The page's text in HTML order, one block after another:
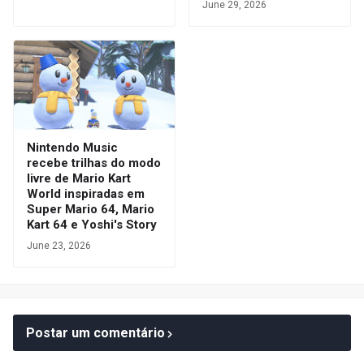
June 29, 2026
Nintendo Music
recebe trilhas do modo
livre de Mario Kart
World inspiradas em
Super Mario 64, Mario
Kart 64 e Yoshi's Story
June 23, 2026
Postar um comentário